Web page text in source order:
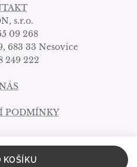
KOŠÍKU
s.r.o.
09 268
683 33 Nesovice
249 222
PODMÍNKY